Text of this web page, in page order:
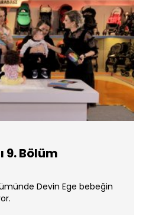
9. Bölüm
Devin Ege bebeğin